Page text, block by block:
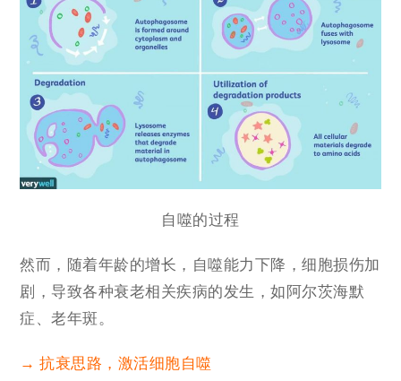
自噬的过程
然而，随着年龄的增长，自噬能力下降，细胞损伤加
剧，导致各种衰老相关疾病的发生，如阿尔茨海默
症、老年斑。
→ 抗衰思路，激活细胞自噬